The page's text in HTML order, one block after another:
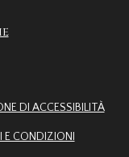
DI ACCESSIBILITÀ
E CONDIZIONI